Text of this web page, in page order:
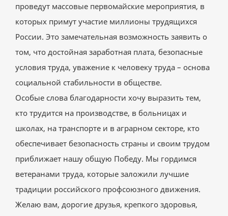
проведут массовые первомайские мероприятия, в
которых примут участие миллионы трудящихся
России. Это замечательная возможность заявить о
том, что достойная заработная плата, безопасные
условия труда, уважение к человеку труда – основа
социальной стабильности в обществе.
Особые слова благодарности хочу выразить тем,
кто трудится на производстве, в больницах и
школах, на транспорте и в аграрном секторе, кто
обеспечивает безопасность страны и своим трудом
приближает нашу общую Победу. Мы гордимся
ветеранами труда, которые заложили лучшие
традиции российского профсоюзного движения.
Желаю вам, дорогие друзья, крепкого здоровья,